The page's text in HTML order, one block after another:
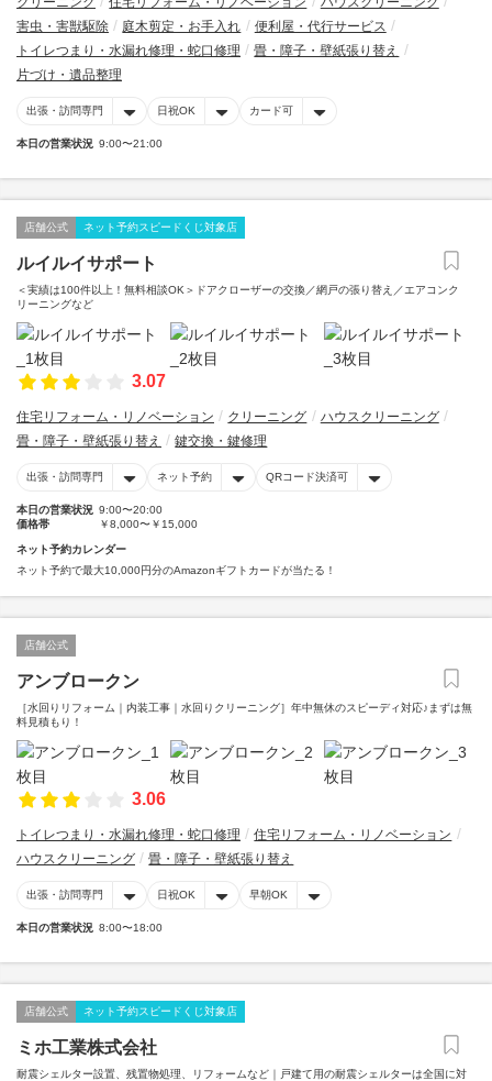
害虫・害獣駆除
庭木剪定・お手入れ
便利屋・代行サービス
トイレつまり・水漏れ修理・蛇口修理
畳・障子・壁紙張り替え
片づけ・遺品整理
出張・訪問専門 日祝OK カード可
本日の営業状況 9:00〜21:00
店舗公式 ネット予約スピードくじ対象店
ルイルイサポート
＜実績は100件以上！無料相談OK＞ドアクローザーの交換／網戸の張り替え／エアコンク
リーニングなど
3.07
住宅リフォーム・リノベーション クリーニング
ハウスクリーニング
畳・障子・壁紙張り替え
鍵交換・鍵修理
出張・訪問専門 ネット予約 QRコード決済可
本日の営業状況 9:00〜20:00
価格帯
￥8,000〜￥15,000
ネット予約カレンダー
ネット予約で最大10,000円分のAmazonギフトカードが当たる！
店舗公式
アンブロークン
［水回りリフォーム｜内装工事｜水回りクリーニング］年中無休のスピーディ対応♪まずは無
料見積もり！
3.06
トイレつまり・水漏れ修理・蛇口修理
住宅リフォーム・リノベーション
ハウスクリーニング
畳・障子・壁紙張り替え
出張・訪問専門 日祝OK 早朝OK
本日の営業状況 8:00〜18:00
店舗公式 ネット予約スピードくじ対象店
ミホ工業株式会社
耐震シェルター設置、残置物処理、リフォームなど｜戸建て用の耐震シェルターは全国に対